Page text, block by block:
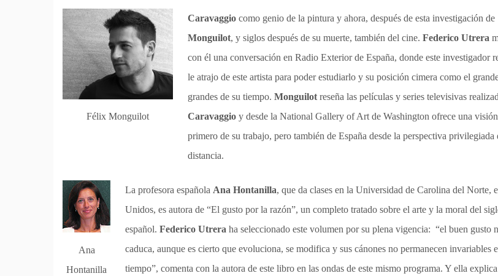
Félix Monguilot
Caravaggio como genio de la pintura y ahora, después de esta investigación de
Monguilot, y siglos después de su muerte, también del cine. Federico Utrera
con él una conversación en Radio Exterior de España, donde este investigador
le atrajo de este artista para poder estudiarlo y su posición cimera como el
grandes de su tiempo. Monguilot reseña las películas y series televisivas
Caravaggio y desde la National Gallery of Art de Washington ofrece una
primero de su trabajo, pero también de España desde la perspectiva privilegiada
distancia.
Ana
Hontanilla
La profesora española Ana Hontanilla, que da clases en la Universidad de Carolina del Norte,
Unidos, es autora de “El gusto por la razón”, un completo tratado sobre el arte y la moral del
español. Federico Utrera ha seleccionado este volumen por su plena vigencia: “el buen gusto
caduca, aunque es cierto que evoluciona, se modifica y sus cánones no permanecen invariables
tiempo”, comenta con la autora de este libro en las ondas de este mismo programa. Y ella